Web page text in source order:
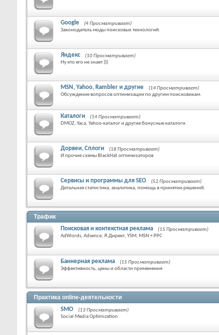
Google
(4 Просматривает)
Законодатель моды поисковых технологий.
Яндекс
(10 Просматривает)
Ну кто его не знает )))
MSN, Yahoo, Rambler и другие
(14 Просматривает)
Обсуждение вопросов оптимизации по другим поисковикам.
Каталоги
(14 Просматривает)
DMOZ, Yaca, Yahoo-каталог и другие бонусные каталоги.
Дорвеи, Сплоги
(18 Просматривает)
И прочие схемы BlackHat оптимизаторов
Сервисы и программы для SEO
(52 Просматривает)
Детальная статистика, аналитика, помощь в принятии решений.
Трафик
Поисковая и контекстная реклама
(15 Просматривает)
AdWords, Adsence, Я.Директ, YSM, MSN + PPC
Баннерная реклама
(15 Просматривает)
Эффективность, цены и области применения
Практика online-деятельности
SMO
(13 Просматривает)
Social Media Optimization